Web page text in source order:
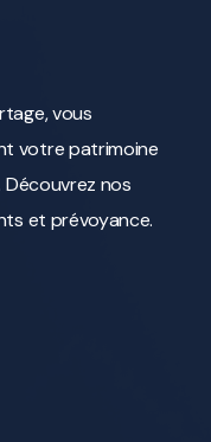
vous
votre patrimoine
nos
et prévoyance.